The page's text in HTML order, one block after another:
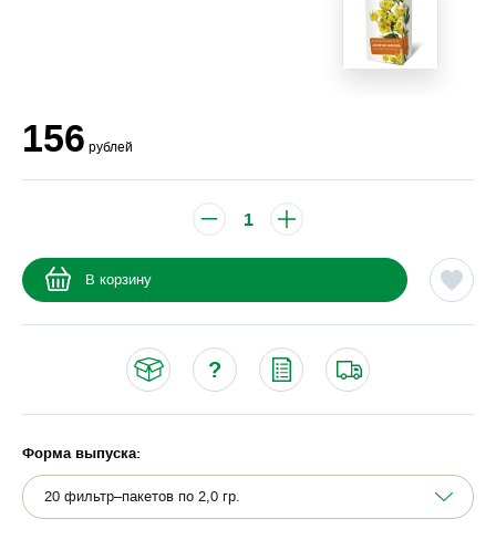
156 рублей
В корзину
Форма выпуска: